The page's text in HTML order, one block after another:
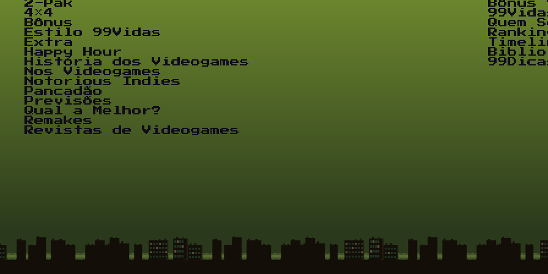
2-Pak
4×4
Bônus
Estilo 99Vidas
Extra
Happy Hour
História dos Videogames
Nos Videogames
Notorious Indies
Pancadão
Previsões
Qual a Melhor?
Remakes
Revistas de Videogames
Bônus
Quem